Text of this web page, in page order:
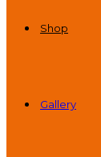
Shop
Gallery